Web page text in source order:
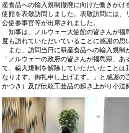
産食品への輸入規制撤廃に向けた働きかけ
使館を表敬訪問しました。表敬訪問には、
公使参事官等が出席されました。
知事は、ノルウェー大使館の皆さんが福
度も訪れていただいていることに感謝の思
また、訪問当日に県産食品への輸入規制
「ノルウェーの政府の皆さんが福島県、
て、輸入規制を解除していただいたことは
なります。御礼申し上げます。」と感謝の
かつき）及び伝統工芸品の起き上がり小法